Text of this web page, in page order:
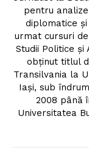
pentru
diplomatice
urmat cursuri
Studii Politice şi
obţinut titlul
Transilvania la
Iaşi, sub
2008 până
Universitatea